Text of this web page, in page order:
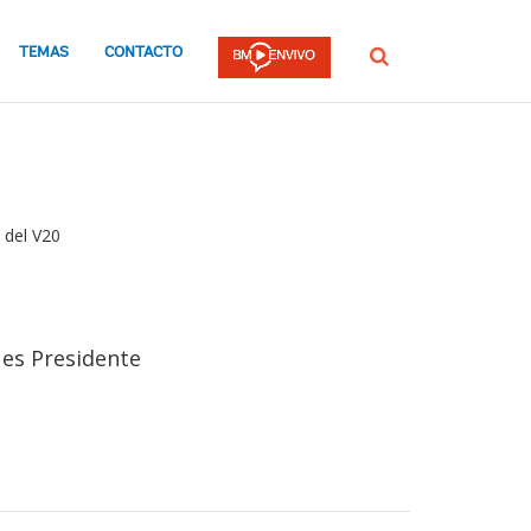
TEMAS CONTACTO Buscar
V20
Presidente